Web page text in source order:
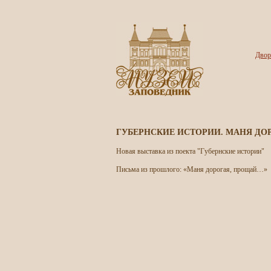
ГУБЕРНСКИЕ ИСТОРИИ. МАНЯ
Новая выставка из поекта "Губернские истории"
Письма из прошлого: «Маня дорогая, прощай…»